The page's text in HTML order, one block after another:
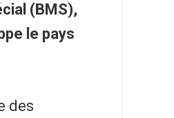
(BMS),
le pays
des